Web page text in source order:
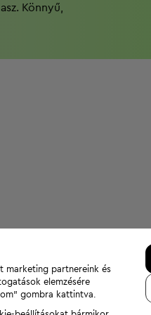
Könnyű,
marketing partnereink és
elemzésére
gombra kattintva.